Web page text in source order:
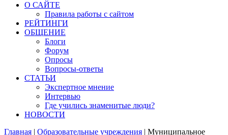
О САЙТЕ
Правила работы с сайтом
РЕЙТИНГИ
ОБЩЕНИЕ
Блоги
Форум
Опросы
Вопросы-ответы
СТАТЬИ
Экспертное мнение
Интервью
Где учились знаменитые люди?
НОВОСТИ
Главная | Образовательные учреждения | Муниципальное